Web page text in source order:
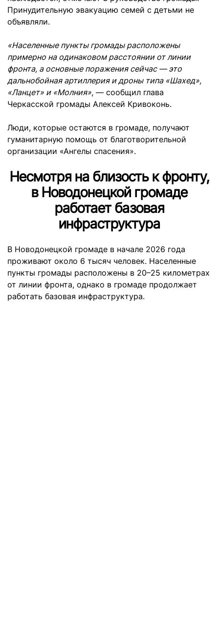
Принудительную эвакуацию семей с детьми не
объявляли.
«Населенные пункты громады расположены
примерно на одинаковом расстоянии от линии
фронта, а основные поражения сейчас — это
дальнобойная артиллерия и дроны типа «Шахед»,
«Ланцет» и «Молния», — сообщил глава
Черкасской громады Алексей Кривоконь.
Люди, которые остаются в громаде, получают
гуманитарную помощь от благотворительной
организации «Ангелы спасения».
Несмотря на близость к фронту,
в Новодонецкой громаде
работает базовая
инфраструктура
В Новодонецкой громаде в начале 2026 года
проживают около 6 тысяч человек. Населенные
пункты громады расположены в 20–25 километрах
от линии фронта, однако в громаде продолжает
работать базовая инфраструктура.